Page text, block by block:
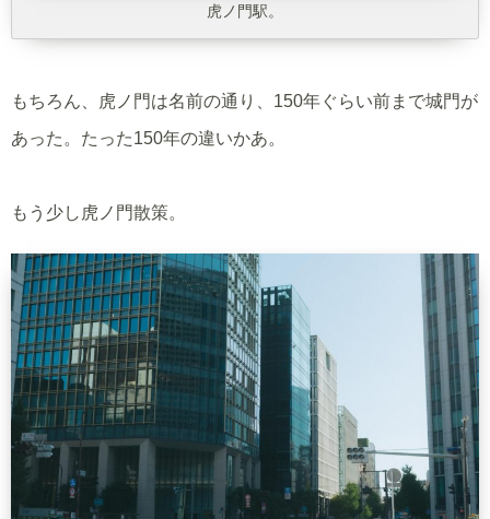
虎ノ門駅。
もちろん、虎ノ門は名前の通り、150年ぐらい前まで城門が
あった。たった150年の違いかあ。
もう少し虎ノ門散策。